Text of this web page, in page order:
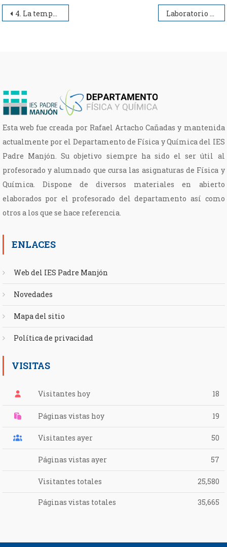
Navegación
4. La temperatura Laboratorio virtual. Cálculo de la densidad de un líquido
Esta web fue creada por Rafael Artacho Cañadas y mantenida
actualmente por el Departamento de Física y Química del IES
Padre Manjón. Su objetivo siempre ha sido el ser útil al
profesorado y alumnado que cursa las asignaturas de Física y
Química. Dispone de diversos materiales en abierto
elaborados por el profesorado del departamento así como
otros a los que se hace referencia.
ENLACES
Web del IES Padre Manjón
Novedades
Mapa del sitio
Política de privacidad
VISITAS
Visitantes hoy 18
Páginas vistas hoy 19
Visitantes ayer 50
Páginas vistas ayer 57
Visitantes totales 25,580
Páginas vistas totales 35,665